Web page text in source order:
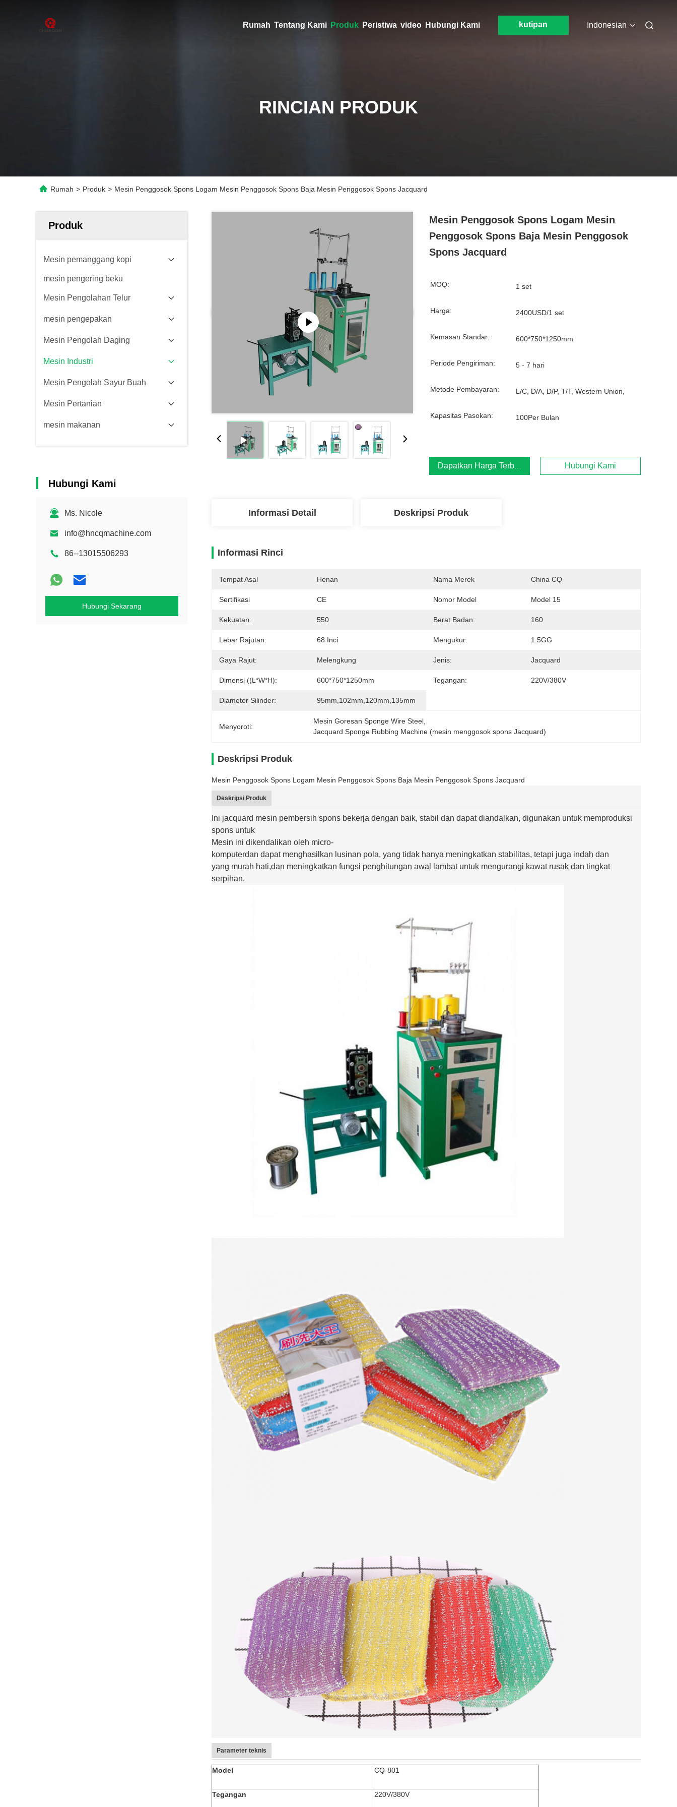
Rumah Tentang Kami Produk Peristiwa video Hubungi Kami kutipan Indonesian
RINCIAN PRODUK
Rumah > Produk > Mesin Penggosok Spons Logam Mesin Penggosok Spons Baja Mesin Penggosok Spons Jacquard
Produk
Mesin pemanggang kopi
mesin pengering beku
Mesin Pengolahan Telur
mesin pengepakan
Mesin Pengolah Daging
Mesin Industri
Mesin Pengolah Sayur Buah
Mesin Pertanian
mesin makanan
Hubungi Kami
Ms. Nicole
info@hncqmachine.com
86--13015506293
Hubungi Sekarang
Mesin Penggosok Spons Logam Mesin
Penggosok Spons Baja Mesin Penggosok
Spons Jacquard
MOQ: 1 set
Harga: 2400USD/1 set
Kemasan Standar: 600*750*1250mm
Periode Pengiriman: 5 - 7 hari
Metode Pembayaran: L/C, D/A, D/P, T/T, Western Union,
Kapasitas Pasokan: 100Per Bulan
Dapatkan Harga Terbaik Hubungi Kami
Informasi Detail Deskripsi Produk
Informasi Rinci
Tempat Asal Henan Nama Merek China CQ
Sertifikasi CE Nomor Model Model 15
Kekuatan: 550 Berat Badan: 160
Lebar Rajutan: 68 Inci Mengukur: 1.5GG
Gaya Rajut: Melengkung Jenis: Jacquard
Dimensi ((L*W*H): 600*750*1250mm Tegangan: 220V/380V
Diameter Silinder: 95mm,102mm,120mm,135mm
Menyoroti:
Mesin Goresan Sponge Wire Steel
Jacquard Sponge Rubbing Machine (mesin menggosok spons Jacquard)
Deskripsi Produk
Mesin Penggosok Spons Logam Mesin Penggosok Spons Baja Mesin Penggosok Spons Jacquard
Deskripsi Produk
Ini jacquard mesin pembersih spons bekerja dengan baik, stabil dan dapat diandalkan, digunakan untuk memproduksi
spons untuk
Mesin ini dikendalikan oleh micro-
komputerdan dapat menghasilkan lusinan pola, yang tidak hanya meningkatkan stabilitas, tetapi juga indah dan
yang murah hati,dan meningkatkan fungsi penghitungan awal lambat untuk mengurangi kawat rusak dan tingkat
serpihan.
Parameter teknis
Model CQ-801
Tegangan 220V/380V